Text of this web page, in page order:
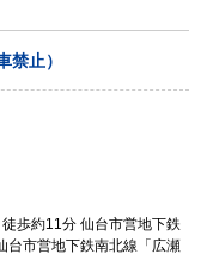
禁止）
歩約11分 仙台市営地下鉄
台市営地下鉄南北線「広瀬